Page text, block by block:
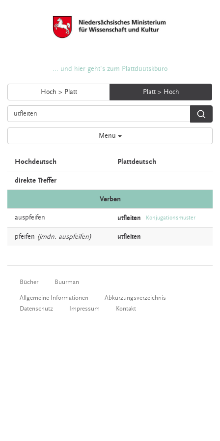
... und hier geht's zum Plattdüütskbüro
Hoch > Platt Platt > Hoch
Menü
Hochdeutsch Plattdeutsch
direkte Treffer
Verben
auspfeifen utfleiten Konjugationsmuster
pfeifen (jmdn. auspfeifen) utfleiten
Bücher Buurman
Allgemeine Informationen
Abkürzungsverzeichnis
Datenschutz
Impressum Kontakt